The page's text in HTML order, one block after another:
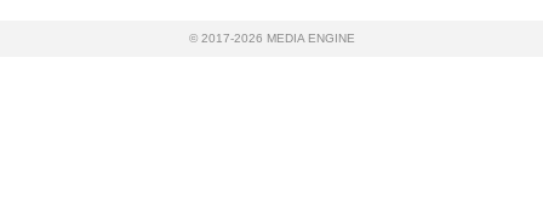
© 2017-2026 MEDIA ENGINE